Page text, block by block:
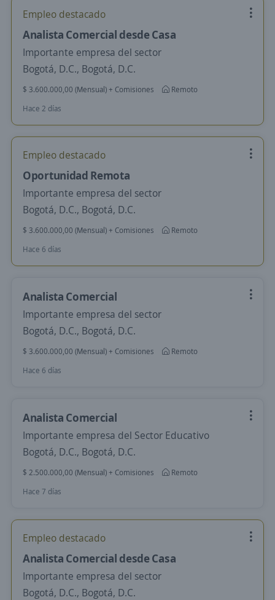
Empleo destacado
Analista Comercial desde Casa
Importante empresa del sector
Bogotá, D.C., Bogotá, D.C.
$ 3.600.000,00 (Mensual) + Comisiones
Remoto
Hace 2 días
Empleo destacado
Oportunidad Remota
Importante empresa del sector
Bogotá, D.C., Bogotá, D.C.
$ 3.600.000,00 (Mensual) + Comisiones
Remoto
Hace 6 días
Analista Comercial
Importante empresa del sector
Bogotá, D.C., Bogotá, D.C.
$ 3.600.000,00 (Mensual) + Comisiones
Remoto
Hace 6 días
Analista Comercial
Importante empresa del Sector Educativo
Bogotá, D.C., Bogotá, D.C.
$ 2.500.000,00 (Mensual) + Comisiones
Remoto
Hace 7 días
Empleo destacado
Analista Comercial desde Casa
Importante empresa del sector
Bogotá, D.C., Bogotá, D.C.